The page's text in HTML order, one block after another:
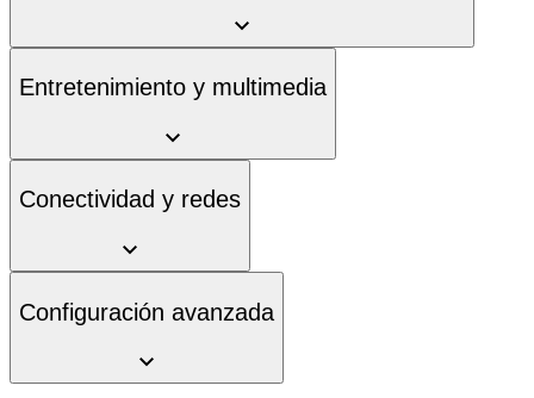
Entretenimiento y multimedia
Conectividad y redes
Configuración avanzada